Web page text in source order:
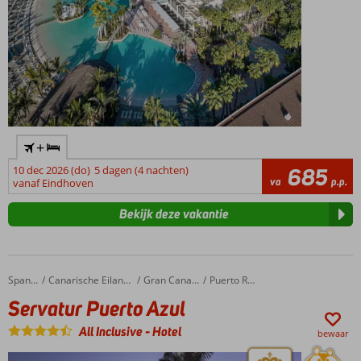
+
10 dec 2026 (do) 5 dagen (4 nachten)
vanaf Eindhoven
va 685 p.p.
Bekijk deze vakantie
Home Spanje Canarische Eilanden Gran Canaria Puerto Rico
Servatur Puerto Azul
Servatur Puerto Azul
All Inclusive-Hotel bewaar